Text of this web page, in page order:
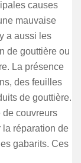
causes
mauvaise
a aussi les
de gouttière ou
La présence
des feuilles
de gouttière.
de couvreurs
la réparation de
gabarits. Ces